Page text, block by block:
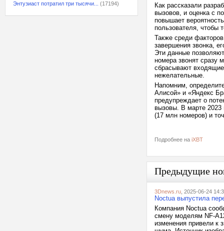
Энтузиаст потратил три тысячи...
(17194)
Как рассказали
вызовов, и оценка с
повышает
пользователя, чтобы
Также среди
завершения звонка,
Эти данные
номера звонят сразу
сбрасывают
нежелательные.
Напомним,
Алисой» и «Яндекс
предупреждает о
вызовы. В марте 2023
(17 млн номеров) и
Подробнее на iXBT
Предыдущие
3Dnews.ru , 2025-06-24
Noctua выпустила
Компания Noctua
смену моделям NF-
изменения привели к